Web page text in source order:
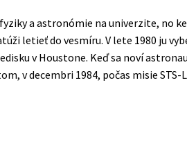
děti
Young adult (SK)
Zahraniční literatura
Zdraví a životní styl
a astronómie na univerzite, no
letieť do vesmíru. V lete 1980 ju
v Houstone. Keď sa noví
v decembri 1984, počas misie STS-